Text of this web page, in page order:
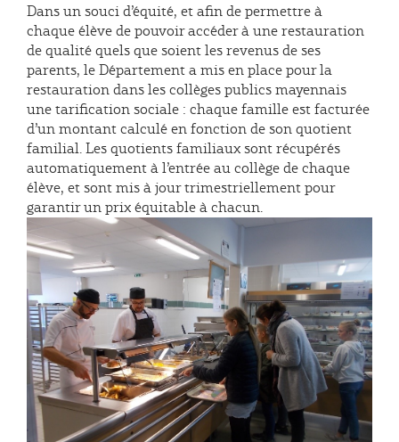
Dans un souci d’équité, et afin de permettre à
chaque élève de pouvoir accéder à une restauration
de qualité quels que soient les revenus de ses
parents, le Département a mis en place pour la
restauration dans les collèges publics mayennais
une tarification sociale : chaque famille est facturée
d’un montant calculé en fonction de son quotient
familial. Les quotients familiaux sont récupérés
automatiquement à l’entrée au collège de chaque
élève, et sont mis à jour trimestriellement pour
garantir un prix équitable à chacun.